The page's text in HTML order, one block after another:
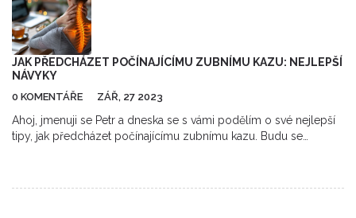
svém každodenním životě.
JAK PŘEDCHÁZET POČÍNAJÍCÍMU ZUBNÍMU KAZU: NEJLEPŠÍ
NÁVYKY
0 KOMENTÁŘE ZÁŘ, 27 2023
Ahoj, jmenuji se Petr a dneska se s vámi podělím o své nejlepší
tipy, jak předcházet počínajícímu zubnímu kazu. Budu se